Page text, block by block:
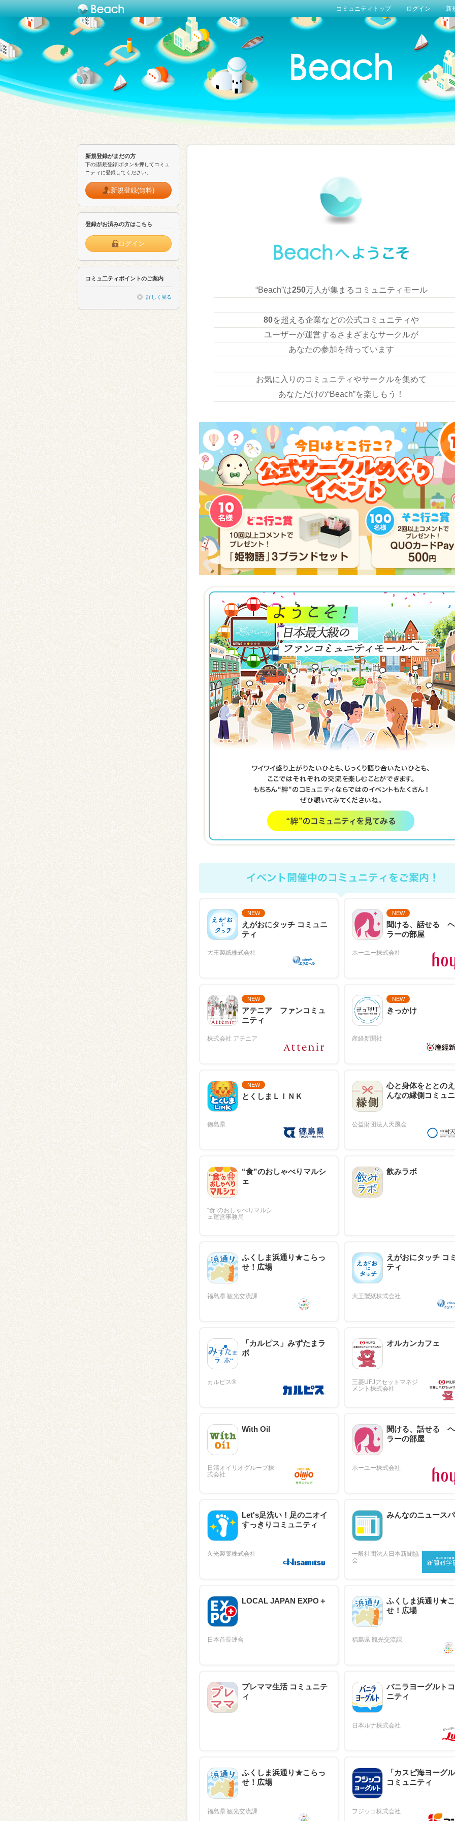
コミュニティトップ ログイン 新
新規登録がまだの方
下の[新規登録]ボタンを押してコミュ
ニティに登録してください。
新規登録(無料)
登録がお済みの方はこちら
ログイン
コミュ二ティポイントのご案内
詳しく見る
“Beach”は250万人が集まるコミュニティモール
80を超える企業などの公式コミュニティや
ユーザーが運営するさまざまなサークルが
あなたの参加を待っています
お気に入りのコミュニティやサークルを集めて
あなただけの“Beach”を楽しもう！
NEW
えがおにタッチ コミュニ
ティ
NEW
聞ける、話せる
ラーの部屋
NEW
アテニア ファンコミュ
ニティ
NEW
きっかけ
NEW
とくしまＬＩＮＫ
心と身体をととの
んなの縁側コミュ
“食”のおしゃべりマルシ
ェ
飲みラボ
ふくしま浜通り★こらっ
せ！広場
えがおにタッチ コ
ティ
「カルピス」みずたまラ
ボ
オルカンカフェ
With Oil
聞ける、話せる
ラーの部屋
Let's足洗い！足のニオイ
すっきりコミュニティ
みんなのニュース
LOCAL JAPAN EXPO＋
ふくしま浜通り★
せ！広場
プレママ生活 コミュニテ
ィ
バニラヨーグルト
ニティ
ふくしま浜通り★こらっ
せ！広場
「カスピ海ヨーグ
コミュニティ